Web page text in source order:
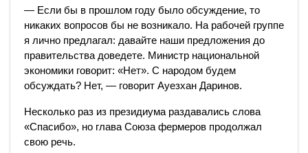
— Если бы в прошлом году было обсуждение, то
никаких вопросов бы не возникало. На рабочей группе
я лично предлагал: давайте наши предложения до
правительства доведете. Министр национальной
экономики говорит: «Нет». С народом будем
обсуждать? Нет, — говорит Ауезхан Даринов.
Несколько раз из президиума раздавались слова
«Спасибо», но глава Союза фермеров продолжал
свою речь.